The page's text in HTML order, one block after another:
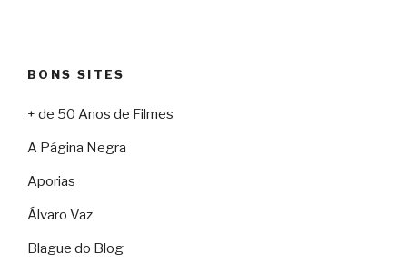
BONS SITES
+ de 50 Anos de Filmes
A Página Negra
Aporias
Álvaro Vaz
Blague do Blog